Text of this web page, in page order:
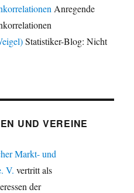
Anregende
Statistiker-Blog: Nicht
UND VEREINE
Markt- und
V. vertritt als
der